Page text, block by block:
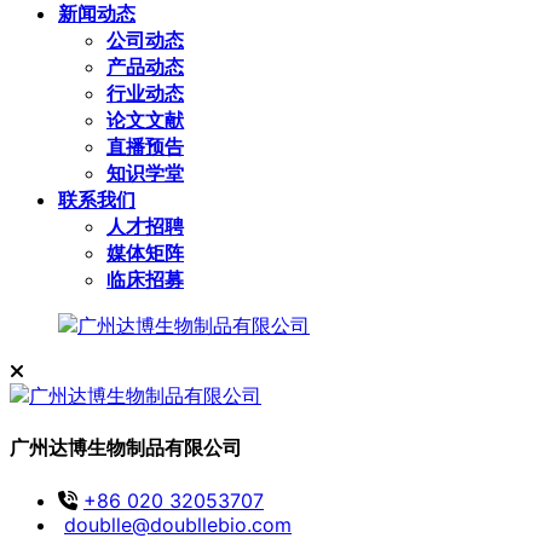
新闻动态
公司动态
产品动态
行业动态
论文文献
直播预告
知识学堂
联系我们
人才招聘
媒体矩阵
临床招募
广州达博生物制品有限公司
+86 020 32053707
doublle@doubllebio.com